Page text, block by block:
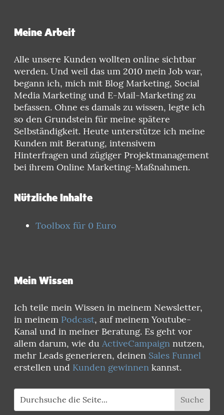
Meine Arbeit
Alle unsere Kunden wollten online sichtbar
werden. Und weil das um 2010 mein Job war,
begann ich, mich mit Blog Marketing, Social
Media Marketing und E-Mail-Marketing zu
befassen. Ohne es damals zu wissen, legte ich
so den Grundstein für meine spätere
Selbständigkeit. Heute unterstütze ich meine
Kunden mit Beratung, intensivem
Hinterfragen und zügiger Projektmanagement
bei ihrem Online Marketing-Maßnahmen.
Nützliche Inhalte
Toolbox für 0 Euro
Mein Wissen
Ich teile mein Wissen in meinem Newsletter,
in meinem Podcast, auf meinem Youtube-
Kanal und in meiner Beratung. Es geht vor
allem darum, wie du ActiveCampaign nutzen,
mehr Leads generieren, deinen Sales Funnel
erstellen und Kunden gewinnen kannst.